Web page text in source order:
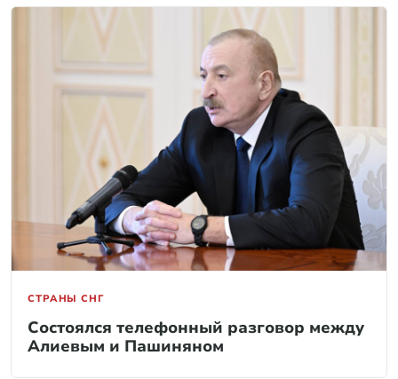
СТРАНЫ СНГ
Состоялся телефонный разговор между
Алиевым и Пашиняном